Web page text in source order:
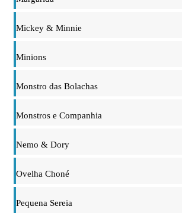
Mickey & Minnie
Minions
Monstro das Bolachas
Monstros e Companhia
Nemo & Dory
Ovelha Choné
Pequena Sereia